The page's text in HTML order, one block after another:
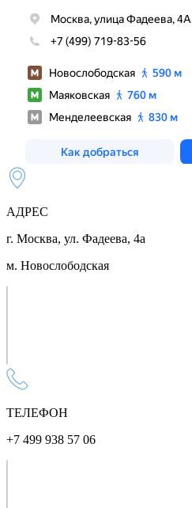
АДРЕС
г. Москва, ул. Фадеева, 4а
м. Новослободская
ТЕЛЕФОН
+7 499 938 57 06